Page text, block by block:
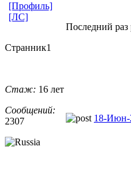
Последний раз
[Профиль]
[ЛС]
Странник1
Стаж: 16 лет
Сообщений:
2307
18-Июн-